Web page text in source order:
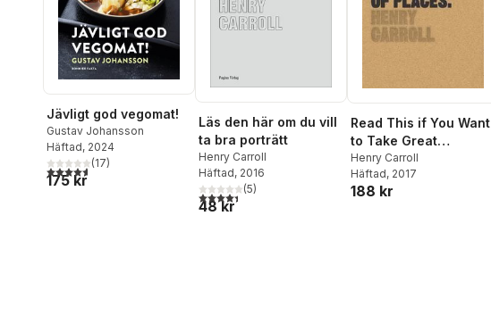
Jävligt god vegomat!
Gustav Johansson
Häftad, 2024
4,6utav 5 stjärnor. Totalt antal röster:
(17)
175 kr
Läs den här om du vill
ta bra porträtt
Henry Carroll
Häftad, 2016
4,4utav 5 stjärnor. Totalt antal röster:
(5)
48 kr
Read This if You Want
to Take Great
Photographs of Places
Henry Carroll
Häftad, 2017
188 kr